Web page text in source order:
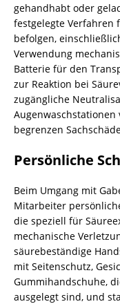
gehandhabt oder
festgelegte Verfahren
befolgen,
Verwendung
Batterie für den
zur Reaktion bei
zugängliche
begrenzen
Persönliche
Beim Umgang mit
Mitarbeiter
die speziell für
mechanische
säurebeständige
mit Seitenschutz,
Gummihandschuhe,
ausgelegt sind, und